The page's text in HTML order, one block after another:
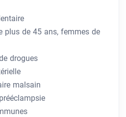
plus de 45 ans, femmes de
drogues
malsain